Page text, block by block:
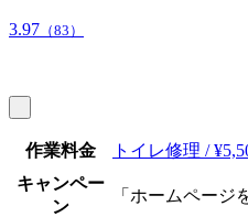
3.97 （83）
作業料金
トイレ修理 /
キャンペー
ン
「ホームページ